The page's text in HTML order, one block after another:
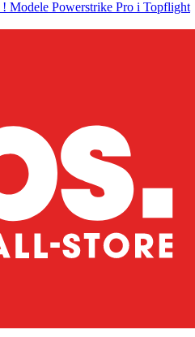
! Modele Powerstrike Pro i Topflight